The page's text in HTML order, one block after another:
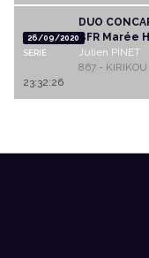
26/09/2020
SERIE
DUO
BFR Marée
Julien PINET
867 - KIRIKOU
23:32:26